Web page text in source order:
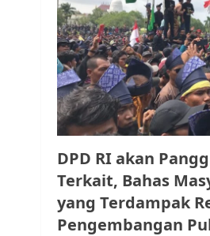
DPD RI akan
Terkait, Bahas
yang Terdampak
Pengembangan